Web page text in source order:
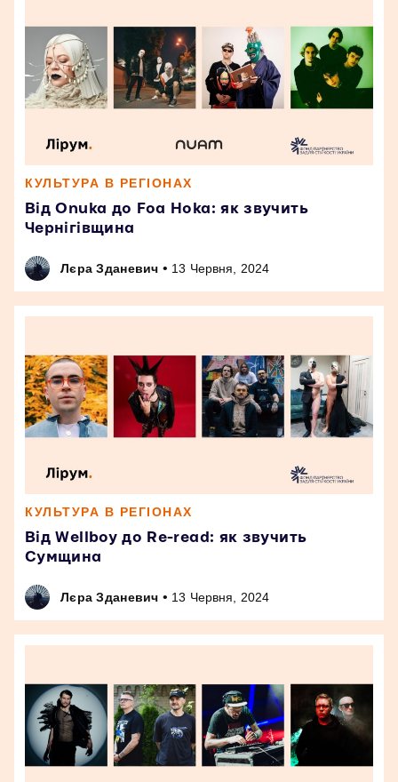
КУЛЬТУРА В РЕГІОНАХ
Від Onuka до Foa Hoka: як звучить
Чернігівщина
Лєра Зданевич • 13 Червня, 2024
КУЛЬТУРА В РЕГІОНАХ
Від Wellboy до Re-read: як звучить
Сумщина
Лєра Зданевич • 13 Червня, 2024